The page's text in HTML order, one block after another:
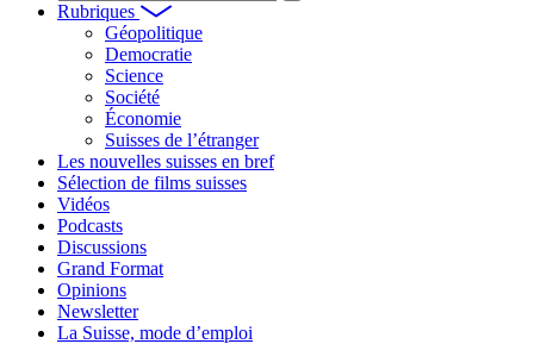
Rubriques
Géopolitique
Democratie
Science
Société
Économie
Suisses de l’étranger
Les nouvelles suisses en bref
Sélection de films suisses
Vidéos
Podcasts
Discussions
Grand Format
Opinions
Newsletter
La Suisse, mode d’emploi